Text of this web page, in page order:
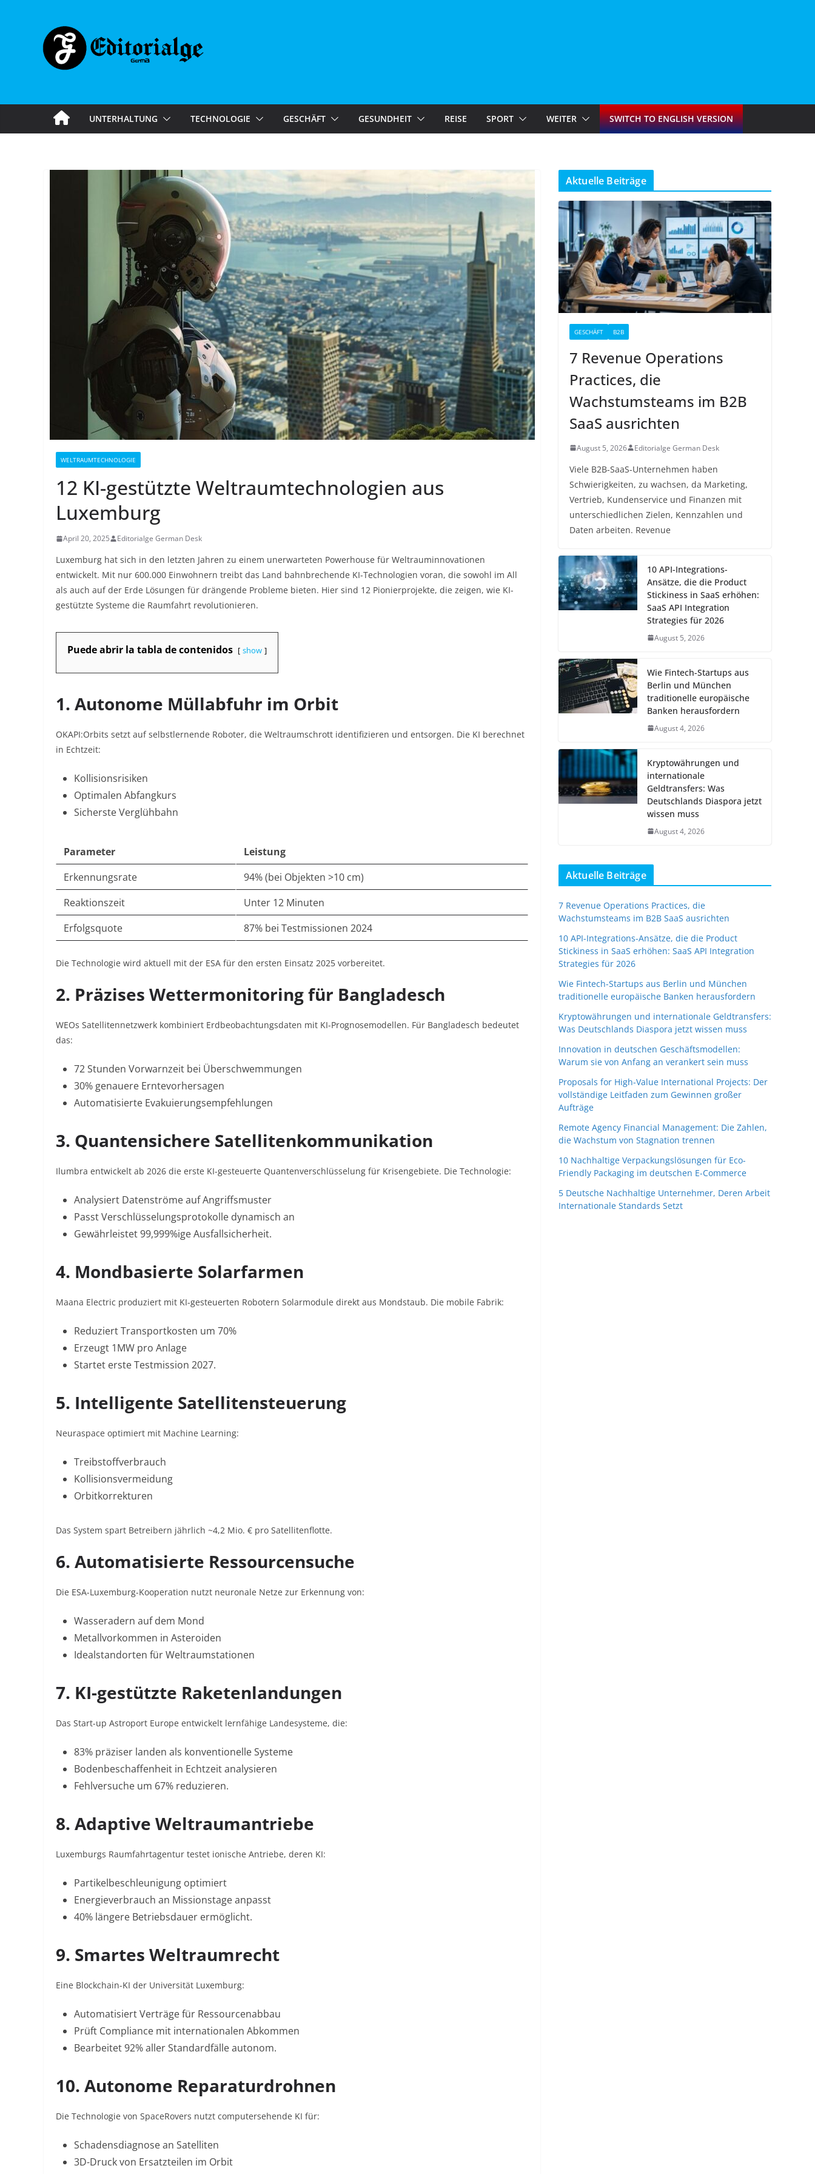
UNTERHALTUNG TECHNOLOGIE GESCHÄFT GESUNDHEIT REISE SPORT WEITER SWITCH TO ENGLISH VERSION
WELTRAUMTECHNOLOGIE
12 KI-gestützte Weltraumtechnologien aus
Luxemburg
April 20, 2025 Editorialge German Desk
Luxemburg hat sich in den letzten Jahren zu einem unerwarteten Powerhouse für Weltrauminnovationen
entwickelt. Mit nur 600.000 Einwohnern treibt das Land bahnbrechende KI-Technologien voran, die sowohl im All
als auch auf der Erde Lösungen für drängende Probleme bieten. Hier sind 12 Pionierprojekte, die zeigen, wie KI-
gestützte Systeme die Raumfahrt revolutionieren.
Puede abrir la tabla de contenidos show
1. Autonome Müllabfuhr im Orbit
OKAPI:Orbits setzt auf selbstlernende Roboter, die Weltraumschrott identifizieren und entsorgen. Die KI berechnet
in Echtzeit:
Kollisionsrisiken
Optimalen Abfangkurs
Sicherste Verglühbahn
Parameter
Leistung
Erkennungsrate
94% (bei Objekten >10 cm)
Reaktionszeit
Unter 12 Minuten
Erfolgsquote
87% bei Testmissionen 2024
Die Technologie wird aktuell mit der ESA für den ersten Einsatz 2025 vorbereitet.
2. Präzises Wettermonitoring für Bangladesch
WEOs Satellitennetzwerk kombiniert Erdbeobachtungsdaten mit KI-Prognosemodellen. Für Bangladesch bedeutet
das:
72 Stunden Vorwarnzeit bei Überschwemmungen
30% genauere Erntevorhersagen
Automatisierte Evakuierungsempfehlungen
3. Quantensichere Satellitenkommunikation
Ilumbra entwickelt ab 2026 die erste KI-gesteuerte Quantenverschlüsselung für Krisengebiete. Die Technologie:
Analysiert Datenströme auf Angriffsmuster
Passt Verschlüsselungsprotokolle dynamisch an
Gewährleistet 99,999%ige Ausfallsicherheit.
4. Mondbasierte Solarfarmen
Maana Electric produziert mit KI-gesteuerten Robotern Solarmodule direkt aus Mondstaub. Die mobile Fabrik:
Reduziert Transportkosten um 70%
Erzeugt 1MW pro Anlage
Startet erste Testmission 2027.
5. Intelligente Satellitensteuerung
Neuraspace optimiert mit Machine Learning:
Treibstoffverbrauch
Kollisionsvermeidung
Orbitkorrekturen
Das System spart Betreibern jährlich ~4,2 Mio. € pro Satellitenflotte.
6. Automatisierte Ressourcensuche
Die ESA-Luxemburg-Kooperation nutzt neuronale Netze zur Erkennung von:
Wasseradern auf dem Mond
Metallvorkommen in Asteroiden
Idealstandorten für Weltraumstationen
7. KI-gestützte Raketenlandungen
Das Start-up Astroport Europe entwickelt lernfähige Landesysteme, die:
83% präziser landen als konventionelle Systeme
Bodenbeschaffenheit in Echtzeit analysieren
Fehlversuche um 67% reduzieren.
8. Adaptive Weltraumantriebe
Luxemburgs Raumfahrtagentur testet ionische Antriebe, deren KI:
Partikelbeschleunigung optimiert
Energieverbrauch an Missionstage anpasst
40% längere Betriebsdauer ermöglicht.
9. Smartes Weltraumrecht
Eine Blockchain-KI der Universität Luxemburg:
Automatisiert Verträge für Ressourcenabbau
Prüft Compliance mit internationalen Abkommen
Bearbeitet 92% aller Standardfälle autonom.
10. Autonome Reparaturdrohnen
Die Technologie von SpaceRovers nutzt computersehende KI für:
Schadensdiagnose an Satelliten
3D-Druck von Ersatzteilen im Orbit
Aktuelle Beiträge
GESCHÄFT B2B
7 Revenue Operations
Practices, die
Wachstumsteams im B2B
SaaS ausrichten
August 5, 2026 Editorialge German Desk
Viele B2B-SaaS-Unternehmen haben
Schwierigkeiten, zu wachsen, da Marketing,
Vertrieb, Kundenservice und Finanzen mit
unterschiedlichen Zielen, Kennzahlen und
Daten arbeiten. Revenue
10 API-Integrations-
Ansätze, die die Product
Stickiness in SaaS erhöhen:
SaaS API Integration
Strategies für 2026
August 5, 2026
Wie Fintech-Startups aus
Berlin und München
traditionelle europäische
Banken herausfordern
August 4, 2026
Kryptowährungen und
internationale
Geldtransfers: Was
Deutschlands Diaspora jetzt
wissen muss
August 4, 2026
Aktuelle Beiträge
7 Revenue Operations Practices, die
Wachstumsteams im B2B SaaS ausrichten
10 API-Integrations-Ansätze, die die Product
Stickiness in SaaS erhöhen: SaaS API Integration
Strategies für 2026
Wie Fintech-Startups aus Berlin und München
traditionelle europäische Banken herausfordern
Kryptowährungen und internationale Geldtransfers:
Was Deutschlands Diaspora jetzt wissen muss
Innovation in deutschen Geschäftsmodellen:
Warum sie von Anfang an verankert sein muss
Proposals for High-Value International Projects: Der
vollständige Leitfaden zum Gewinnen großer
Aufträge
Remote Agency Financial Management: Die Zahlen,
die Wachstum von Stagnation trennen
10 Nachhaltige Verpackungslösungen für Eco-
Friendly Packaging im deutschen E-Commerce
5 Deutsche Nachhaltige Unternehmer, Deren Arbeit
Internationale Standards Setzt